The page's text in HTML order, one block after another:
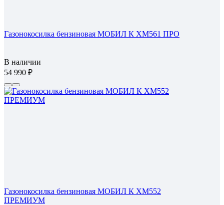
Газонокосилка бензиновая МОБИЛ К XM561 ПРО
В наличии
54 990
Газонокосилка бензиновая МОБИЛ К XM552
ПРЕМИУМ